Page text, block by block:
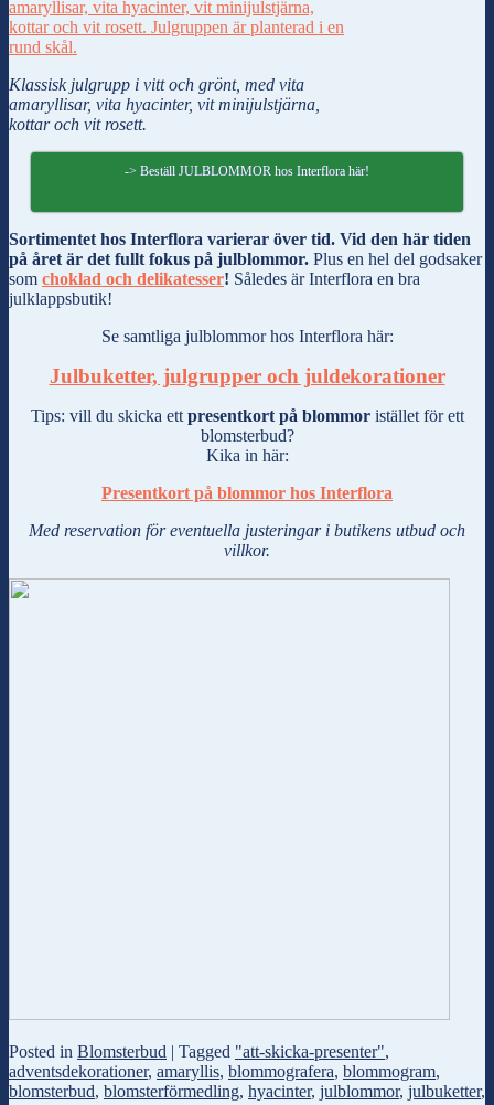
Klassisk julgrupp i vitt och grönt, med vita
amaryllisar, vita hyacinter, vit minijulstjärna,
kottar och vit rosett.
-> Beställ JULBLOMMOR hos Interflora här!
Sortimentet hos Interflora varierar över tid. Vid den här tiden
på året är det fullt fokus på julblommor. Plus en hel del godsaker
som choklad och delikatesser! Således är Interflora en bra
julklappsbutik!
Se samtliga julblommor hos Interflora här:
Julbuketter, julgrupper och juldekorationer
Tips: vill du skicka ettpresentkort på blommoristället för ett
blomsterbud?
Kika in här:
Presentkort på blommor hos Interflora
Med reservation för eventuella justeringar i butikens utbud och
villkor.
Posted in Blomsterbud Tagged "att-skicka-presenter",
adventsdekorationer, amaryllis, blommografera, blommogram,
blomsterbud, blomsterförmedling, hyacinter, julblommor, julbuketter,